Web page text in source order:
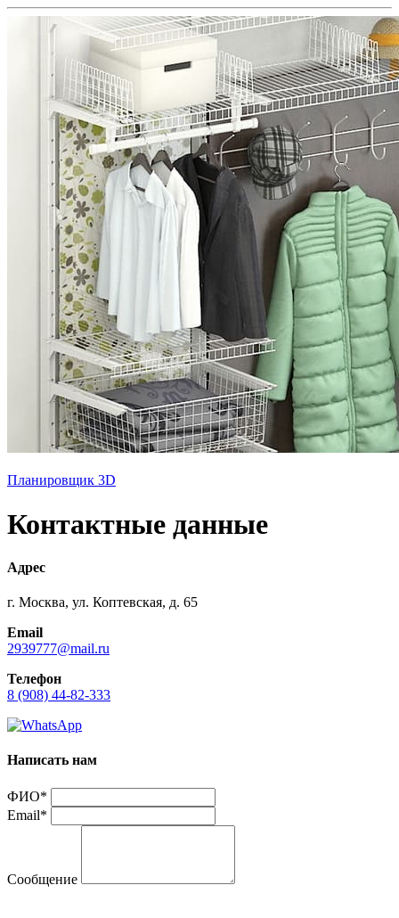
Планировщик 3D
Контактные данные
Адрес
г. Москва, ул. Коптевская, д. 65
Email
2939777@mail.ru
Телефон
8 (908) 44-82-333
Написать нам
ФИО*
Email*
Сообщение